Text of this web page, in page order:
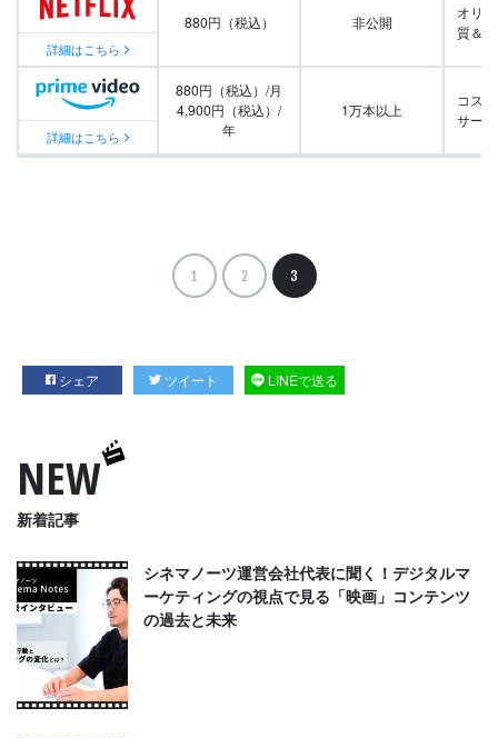
詳細はこちら
880円（税込） 非公開
オリ
質＆
詳細はこちら
880円（税込）/月
4,900円（税込）/
年
1万本以上
コス
サー
1 2 3
シェア ツイート LINEで送る
NEW
新着記事
シネマノーツ運営会社代表に聞く！デジタルマ
ーケティングの視点で見る「映画」コンテンツ
の過去と未来